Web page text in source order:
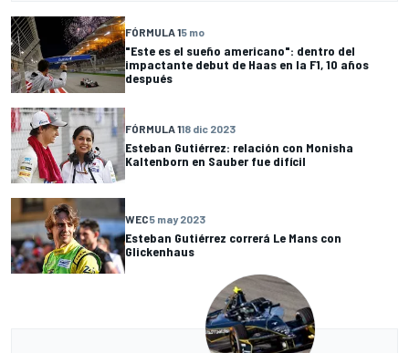
FÓRMULA 15 mo
"Este es el sueño americano": dentro del
impactante debut de Haas en la F1, 10 años
después
FÓRMULA 118 dic 2023
Esteban Gutiérrez: relación con Monisha
Kaltenborn en Sauber fue difícil
WEC5 may 2023
Esteban Gutiérrez correrá Le Mans con
Glickenhaus